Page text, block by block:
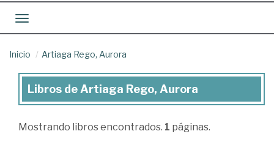
Toggle navigation
Inicio Artiaga Rego, Aurora
Libros
Artiaga
Libros de Artiaga Rego, Aurora
Mostrando libros encontrados. 1 páginas.